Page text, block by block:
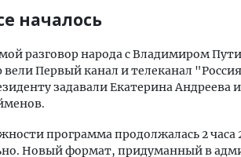
началось
разговор народа с Владимиром
Первый канал и телеканал
задавали Екатерина Андреева
программа продолжалась 2
Новый формат, придуманный в